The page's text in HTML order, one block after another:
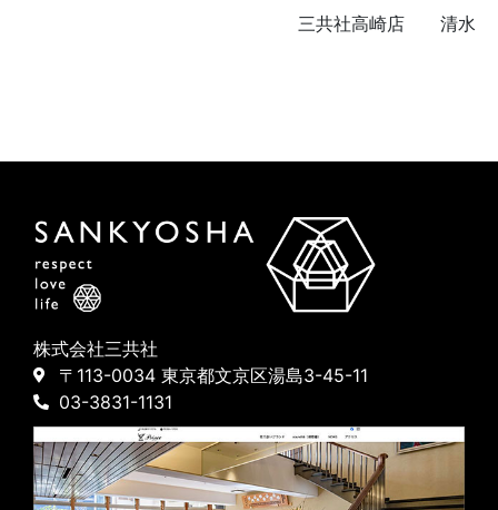
三共社高崎店 清水
株式会社三共社
〒113-0034 東京都文京区湯島3-45-11
03-3831-1131